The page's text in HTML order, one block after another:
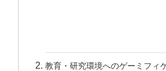
教育・研究環境へのゲーミフィ